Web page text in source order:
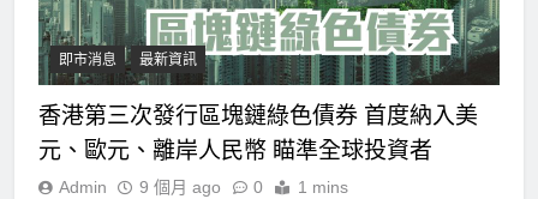
即市消息 最新資訊
香港第三次發行區塊鏈綠色債券 首度納入美
元、歐元、離岸人民幣 瞄準全球投資者
Admin 9 個月 ago 0 1 mins